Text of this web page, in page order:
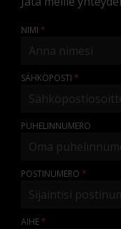
NIMI
SÄHKÖPOSTI
PUHELINNUMERO
POSTINUMERO
AIHE